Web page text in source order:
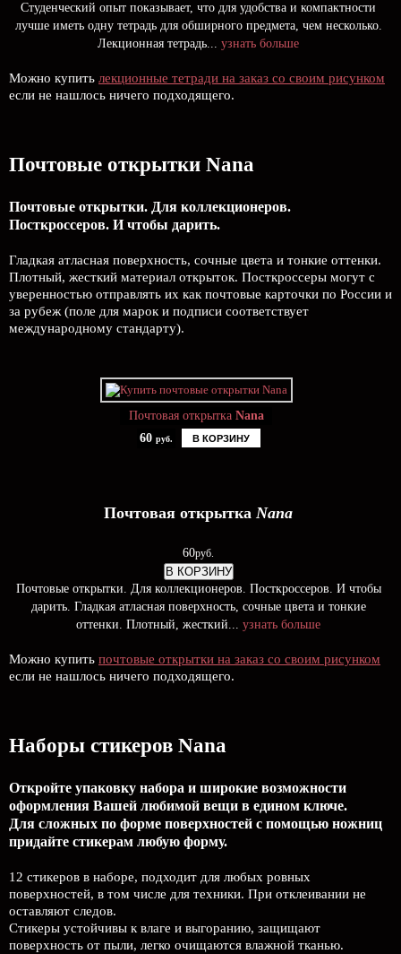
Студенческий опыт показывает, что для удобства и компактности
лучше иметь одну тетрадь для обширного предмета, чем несколько.
Лекционная тетрадь... узнать больше
Можно купить лекционные тетради на заказ со своим рисунком
если не нашлось ничего подходящего.
Почтовые открытки Nana
Почтовые открытки. Для коллекционеров.
Посткроссеров. И чтобы дарить.
Гладкая атласная поверхность, сочные цвета и тонкие оттенки.
Плотный, жесткий материал открыток. Посткроссеры могут с
уверенностью отправлять их как почтовые карточки по России и
за рубеж (поле для марок и подписи соответствует
международному стандарту).
Почтовая открытка Nana
60 руб. В КОРЗИНУ
Почтовая открытка Nana
60руб.
В КОРЗИНУ
Почтовые открытки. Для коллекционеров. Посткроссеров. И чтобы
дарить. Гладкая атласная поверхность, сочные цвета и тонкие
оттенки. Плотный, жесткий... узнать больше
Можно купить почтовые открытки на заказ со своим рисунком
если не нашлось ничего подходящего.
Наборы стикеров Nana
Откройте упаковку набора и широкие возможности
оформления Вашей любимой вещи в едином ключе.
Для сложных по форме поверхностей с помощью ножниц
придайте стикерам любую форму.
12 стикеров в наборе, подходит для любых ровных
поверхностей, в том числе для техники. При отклеивании не
оставляют следов.
Стикеры устойчивы к влаге и выгоранию, защищают
поверхность от пыли, легко очищаются влажной тканью.